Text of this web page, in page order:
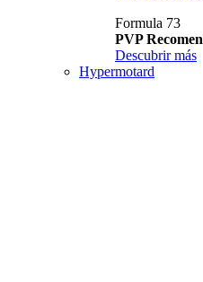
Formula 73
PVP
Descubrir más
Hypermotard